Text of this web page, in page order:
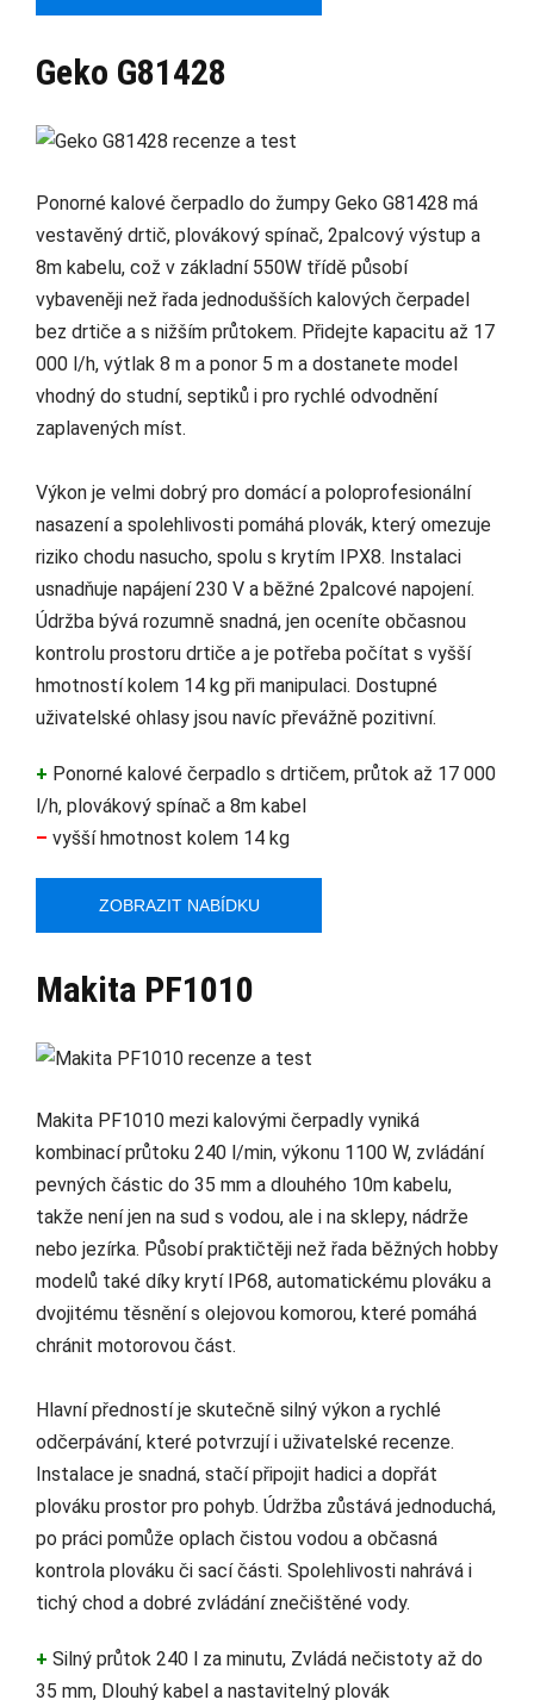
Geko G81428
Ponorné kalové čerpadlo do žumpy Geko G81428 má
vestavěný drtič, plovákový spínač, 2palcový výstup a
8m kabelu, což v základní 550W třídě působí
vybaveněji než řada jednodušších kalových čerpadel
bez drtiče a s nižším průtokem. Přidejte kapacitu až 17
000 l/h, výtlak 8 m a ponor 5 m a dostanete model
vhodný do studní, septiků i pro rychlé odvodnění
zaplavených míst.
Výkon je velmi dobrý pro domácí a poloprofesionální
nasazení a spolehlivosti pomáhá plovák, který omezuje
riziko chodu nasucho, spolu s krytím IPX8. Instalaci
usnadňuje napájení 230 V a běžné 2palcové napojení.
Údržba bývá rozumně snadná, jen oceníte občasnou
kontrolu prostoru drtiče a je potřeba počítat s vyšší
hmotností kolem 14 kg při manipulaci. Dostupné
uživatelské ohlasy jsou navíc převážně pozitivní.
+ Ponorné kalové čerpadlo s drtičem, průtok až 17 000
l/h, plovákový spínač a 8m kabel
– vyšší hmotnost kolem 14 kg
ZOBRAZIT NABÍDKU
Makita PF1010
Makita PF1010 mezi kalovými čerpadly vyniká
kombinací průtoku 240 l/min, výkonu 1100 W, zvládání
pevných částic do 35 mm a dlouhého 10m kabelu,
takže není jen na sud s vodou, ale i na sklepy, nádrže
nebo jezírka. Působí praktičtěji než řada běžných hobby
modelů také díky krytí IP68, automatickému plováku a
dvojitému těsnění s olejovou komorou, které pomáhá
chránit motorovou část.
Hlavní předností je skutečně silný výkon a rychlé
odčerpávání, které potvrzují i uživatelské recenze.
Instalace je snadná, stačí připojit hadici a dopřát
plováku prostor pro pohyb. Údržba zůstává jednoduchá,
po práci pomůže oplach čistou vodou a občasná
kontrola plováku či sací části. Spolehlivosti nahrává i
tichý chod a dobré zvládání znečištěné vody.
+ Silný průtok 240 l za minutu, Zvládá nečistoty až do
35 mm, Dlouhý kabel a nastavitelný plovák